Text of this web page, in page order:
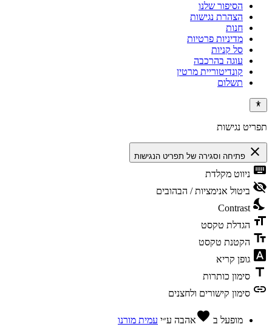
הסיפור שלנו
הצהרת נגישות
חנות
מדיניות פרטיות
סל קניות
עוגה בהרכבה
קונדיטוריית מרטין
תשלום
תפריט נגישות
close פתיחה וסגירה של תפריט הנגישות
keyboard ניווט מקלדת
visibility_off ביטול אנימציות / הבהובים
nights_stay
Contrast
format_size הגדלת טקסט
text_fields הקטנת טקסט
font_download גופן קריא
title סימון כותרות
link סימון קישורים ולחצנים
מופעל ב favoriteאהבה ע״י עמית מורנו